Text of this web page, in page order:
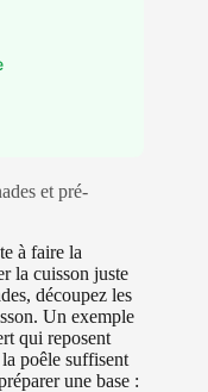
et pré-
à faire la
la cuisson juste
découpez les
Un exemple
qui reposent
poêle suffisent
une base :